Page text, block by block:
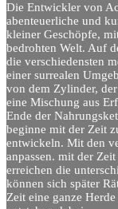
Die Entwickler von
abenteuerliche und
kleiner Geschöpfe,
bedrohten Welt. Auf
die verschiedensten
einer surrealen
von dem Zylinder,
eine Mischung aus
Ende der
beginne mit der Zeit
entwickeln. Mit den
anpassen. mit der
erreichen die
können sich später
Zeit eine ganze